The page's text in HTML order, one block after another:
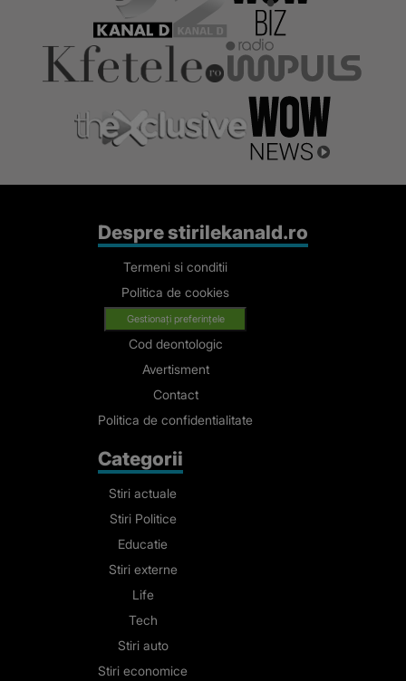
control
judiciar
Despre stirilekanald.ro
Termeni si conditii
Politica de cookies
Gestionați preferințele
Cod deontologic
Avertisment
Contact
Politica de confidentialitate
Categorii
Stiri actuale
Stiri Politice
Educatie
Stiri externe
Life
Tech
Stiri auto
Stiri economice